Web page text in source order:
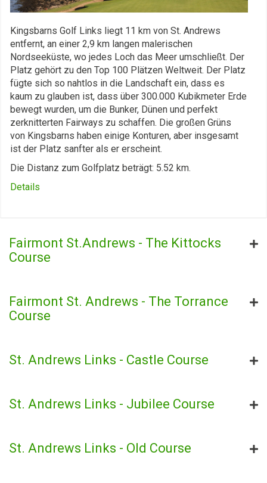
Kingsbarns Golf Links liegt 11 km von St. Andrews
entfernt, an einer 2,9 km langen malerischen
Nordseeküste, wo jedes Loch das Meer umschließt. Der
Platz gehört zu den Top 100 Plätzen Weltweit. Der Platz
fügte sich so nahtlos in die Landschaft ein, dass es
kaum zu glauben ist, dass über 300.000 Kubikmeter Erde
bewegt wurden, um die Bunker, Dünen und perfekt
zerknitterten Fairways zu schaffen. Die großen Grüns
von Kingsbarns haben einige Konturen, aber insgesamt
ist der Platz sanfter als er erscheint.
Die Distanz zum Golfplatz beträgt: 5.52 km.
Details
Fairmont St.Andrews - The Kittocks
Course
Fairmont St. Andrews - The Torrance
Course
St. Andrews Links - Castle Course
St. Andrews Links - Jubilee Course
St. Andrews Links - Old Course